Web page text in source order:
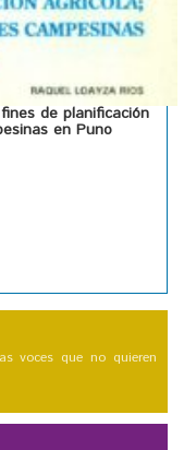
de planificación
en Puno
voces que no quieren